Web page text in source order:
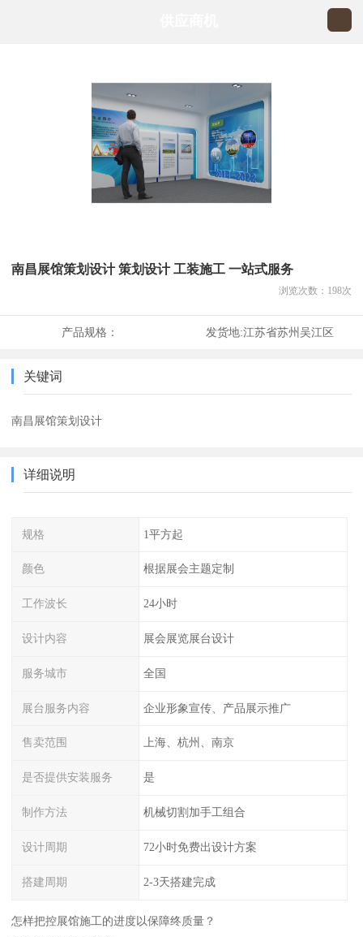
南昌展馆策划设计 策划设计 工装施工 一站式服务
浏览次数： 198次
产品规格： 发货地:江苏省苏州吴江区
关键词
南昌展馆策划设计
详细说明
规格 1平方起
颜色 根据展会主题定制
工作波长 24小时
设计内容 展会展览展台设计
服务城市 全国
展台服务内容 企业形象宣传、产品展示推广
售卖范围 上海、杭州、南京
是否提供安装服务 是
制作方法 机械切割加手工组合
设计周期 72小时免费出设计方案
搭建周期 2-3天搭建完成
怎样把控展馆施工的进度以保障终质量？